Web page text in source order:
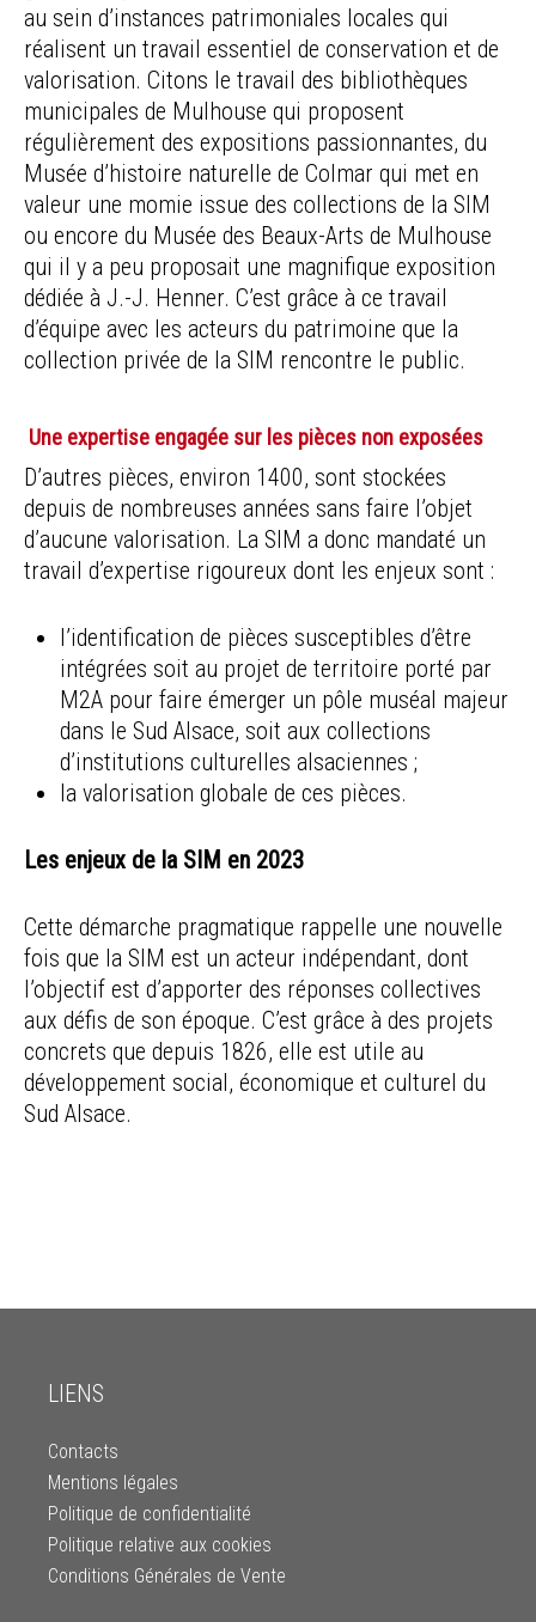
au sein d’instances patrimoniales locales qui
réalisent un travail essentiel de conservation et de
valorisation. Citons le travail des bibliothèques
municipales de Mulhouse qui proposent
régulièrement des expositions passionnantes, du
Musée d’histoire naturelle de Colmar qui met en
valeur une momie issue des collections de la SIM
ou encore du Musée des Beaux-Arts de Mulhouse
qui il y a peu proposait une magnifique exposition
dédiée à J.-J. Henner. C’est grâce à ce travail
d’équipe avec les acteurs du patrimoine que la
collection privée de la SIM rencontre le public.
Une expertise engagée sur les pièces non exposées
D’autres pièces, environ 1400, sont stockées
depuis de nombreuses années sans faire l’objet
d’aucune valorisation. La SIM a donc mandaté un
travail d’expertise rigoureux dont les enjeux sont :
l’identification de pièces susceptibles d’être
intégrées soit au projet de territoire porté par
M2A pour faire émerger un pôle muséal majeur
dans le Sud Alsace, soit aux collections
d’institutions culturelles alsaciennes ;
la valorisation globale de ces pièces.
Les enjeux de la SIM en 2023
Cette démarche pragmatique rappelle une nouvelle
fois que la SIM est un acteur indépendant, dont
l’objectif est d’apporter des réponses collectives
aux défis de son époque. C’est grâce à des projets
concrets que depuis 1826, elle est utile au
développement social, économique et culturel du
Sud Alsace.
LIENS
Contacts
Mentions légales
Politique de confidentialité
Politique relative aux cookies
Conditions Générales de Vente